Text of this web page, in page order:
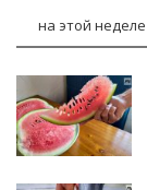
на этой неделе